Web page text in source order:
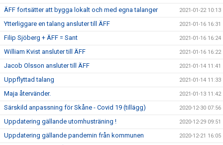
ÄFF fortsätter att bygga lokalt och med egna talanger 2021-01-22 10:13
Ytterliggare en talang ansluter till ÄFF 2021-01-16 16:31
Filip Sjöberg + ÄFF = Sant 2021-01-16 16:24
William Kvist ansluter till ÄFF 2021-01-16 16:22
Jacob Olsson ansluter till ÄFF 2021-01-14 11:41
Uppflyttad talang 2021-01-14 11:33
Maja återvänder. 2021-01-13 11:42
Särskild anpassning för Skåne - Covid 19 (tillägg) 2020-12-30 07:56
Uppdatering gällande utomhusträning ! 2020-12-29 09:51
Uppdatering gällande pandemin från kommunen 2020-12-21 16:05